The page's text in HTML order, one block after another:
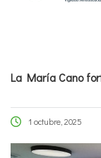
La María Cano
1 octubre, 2025